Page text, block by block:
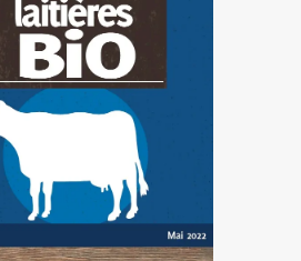
les groupes
entre paysans bio
d’avancer,
et d’expérimenter
Ce recueil est
et d’envie
porteurs de projets
à la veille d’un
important.